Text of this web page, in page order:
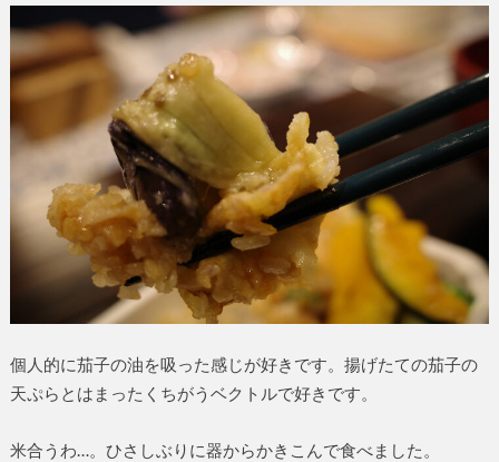
個人的に茄子の油を吸った感じが好きです。揚げたての茄子の
天ぷらとはまったくちがうベクトルで好きです。
米合うわ…。ひさしぶりに器からかきこんで食べました。